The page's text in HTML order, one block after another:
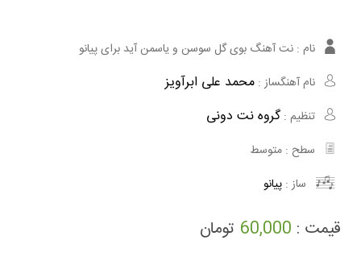
نام : نت آهنگ بوی گل سوسن و یاسمن آید برای پیانو
نام آهنگساز : محمد علی ابرآویز
تنظیم :گروه نت دونی
سطح : متوسط
ساز : پیانو
قیمت : 60,000 تومان